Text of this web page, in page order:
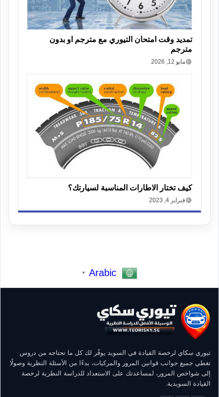
تمديد وقت امتحان التيوري مع مترجم او بدون
مترجم
مايو 12, 2026
كيف تختار الاطارات المناسبة لسيارتك؟
فبراير 4, 2023
Arabic
▼
تيوري سكاي لرخصة القيادة في السويد يوفّر لك كل ما تحتاجه من دروس
تغطي جميع جوانب قوانين المرور والمركبات، بدءًا من الأسئلة النظرية وصولًا
إلى شواخص المرور، لمساعدتك على الاستعداد للدراسة النظرية لرخصة
القيادة السويدية.